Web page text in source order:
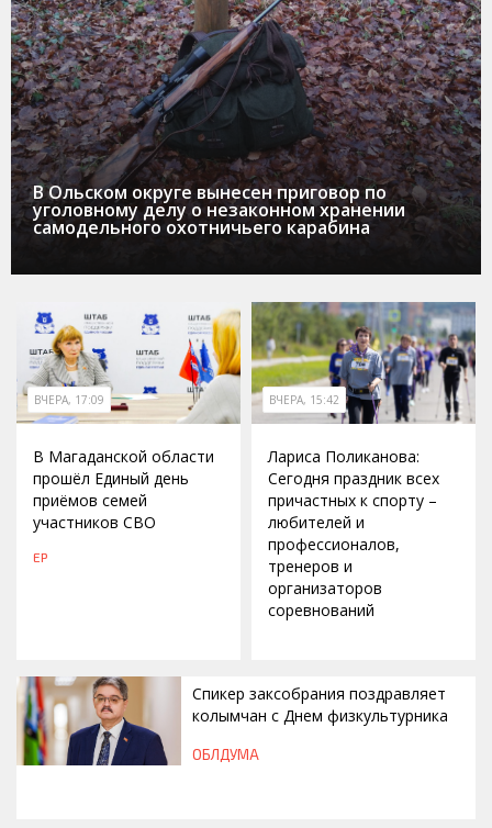
В Ольском округе вынесен приговор по
уголовному делу о незаконном хранении
самодельного охотничьего карабина
ВЧЕРА, 17:09
В Магаданской области
прошёл Единый день
приёмов семей
участников СВО
ЕР
ВЧЕРА, 15:42
Лариса Поликанова:
Сегодня праздник всех
причастных к спорту –
любителей и
профессионалов,
тренеров и
организаторов
соревнований
Спикер заксобрания поздравляет
колымчан с Днем физкультурника
ОБЛДУМА